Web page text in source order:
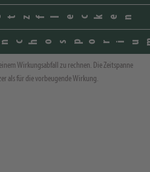
Wirkungsabfall zu rechnen. Die Zeitspanne
als für die vorbeugende Wirkung.